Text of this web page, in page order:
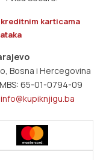
karticama
Bosna i Hercegovina
65-01-0794-09
info@kupiknjigu.ba